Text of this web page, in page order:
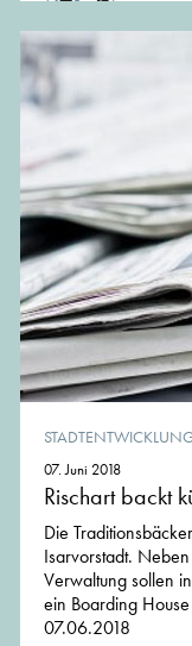
07. Juni 2018
Rischart backt
Die
Isarvorstadt.
Verwaltung sollen
ein Boarding
07.06.2018